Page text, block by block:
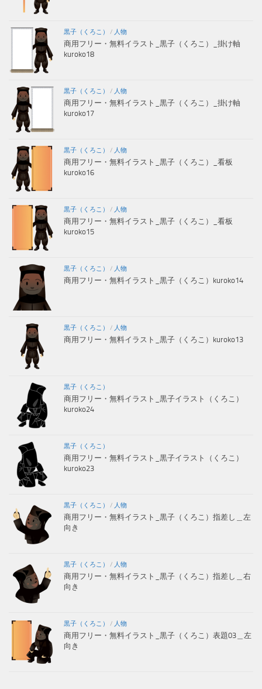
黒子（くろこ） / 人物
商用フリー・無料イラスト_黒子（くろこ）_掛け軸
kuroko18
黒子（くろこ） / 人物
商用フリー・無料イラスト_黒子（くろこ）_掛け軸
kuroko17
黒子（くろこ） / 人物
商用フリー・無料イラスト_黒子（くろこ）_看板
kuroko16
黒子（くろこ） / 人物
商用フリー・無料イラスト_黒子（くろこ）_看板
kuroko15
黒子（くろこ） / 人物
商用フリー・無料イラスト_黒子（くろこ）kuroko14
黒子（くろこ） / 人物
商用フリー・無料イラスト_黒子（くろこ）kuroko13
黒子（くろこ）
商用フリー・無料イラスト_黒子イラスト（くろこ）
kuroko24
黒子（くろこ）
商用フリー・無料イラスト_黒子イラスト（くろこ）
kuroko23
黒子（くろこ） / 人物
商用フリー・無料イラスト_黒子（くろこ）指差し＿左
向き
黒子（くろこ） / 人物
商用フリー・無料イラスト_黒子（くろこ）指差し＿右
向き
黒子（くろこ） / 人物
商用フリー・無料イラスト_黒子（くろこ）表題03＿左
向き